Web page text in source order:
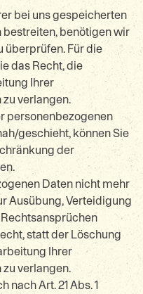
bei uns gespeicherten
benötigen wir
überprüfen. Für die
das Recht, die
Ihrer
verlangen.
personenbezogenen
geschieht, können Sie
der
Daten nicht mehr
Ausübung, Verteidigung
statt der Löschung
Ihrer
verlangen.
nach Art. 21 Abs. 1